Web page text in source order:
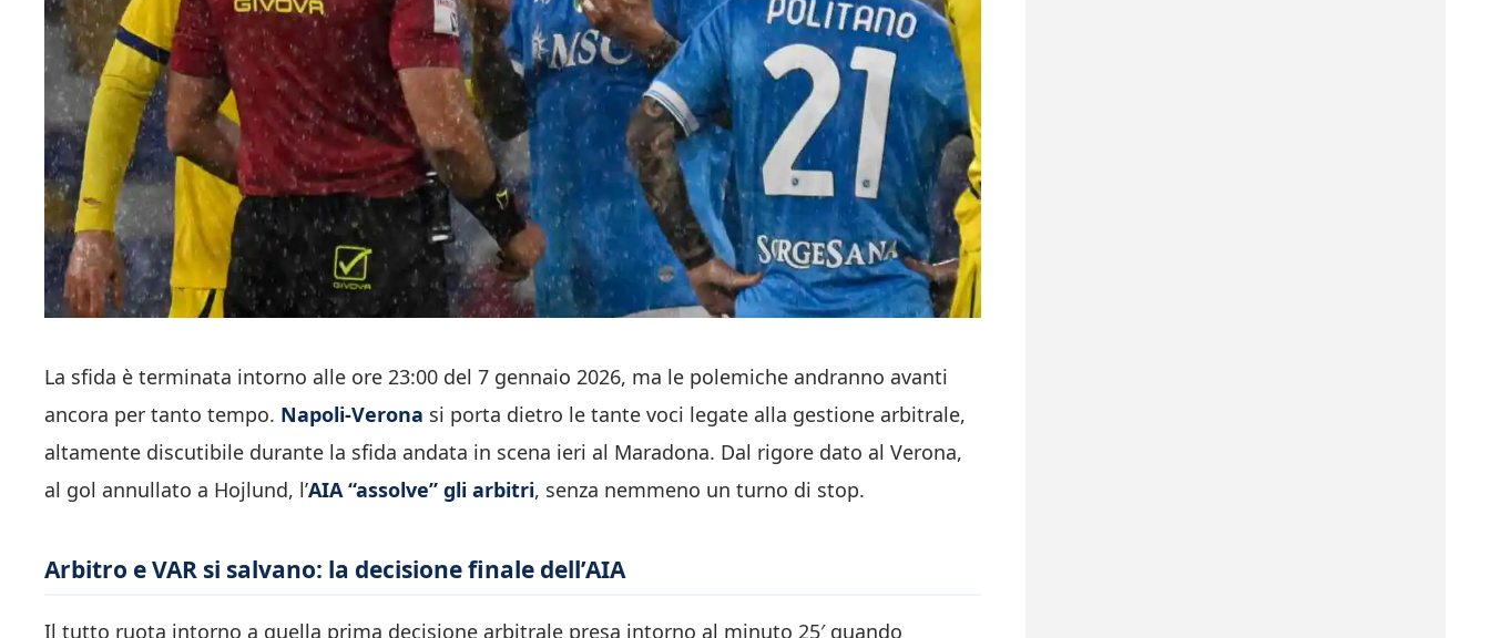
La sfida è terminata intorno alle ore 23:00 del 7 gennaio 2026, ma le polemiche andranno avanti
ancora per tanto tempo. Napoli-Verona si porta dietro le tante voci legate alla gestione arbitrale,
altamente discutibile durante la sfida andata in scena ieri al Maradona. Dal rigore dato al Verona,
al gol annullato a Hojlund, l’AIA “assolve” gli arbitri, senza nemmeno un turno di stop.
Arbitro e VAR si salvano: la decisione finale dell’AIA
Il tutto ruota intorno a quella prima decisione arbitrale presa intorno al minuto 25′ quando